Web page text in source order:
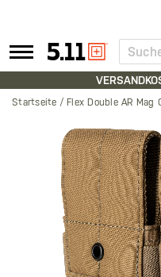
Tactical
Gear
Startseite Flex Double AR Mag
Bildgalerie
springen